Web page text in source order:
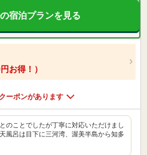
宿泊プランを見る
お得！）
ーポンがあります
のことでしたが丁寧に対応いただけまし
風呂は目下に三河湾、渥美半島から知多